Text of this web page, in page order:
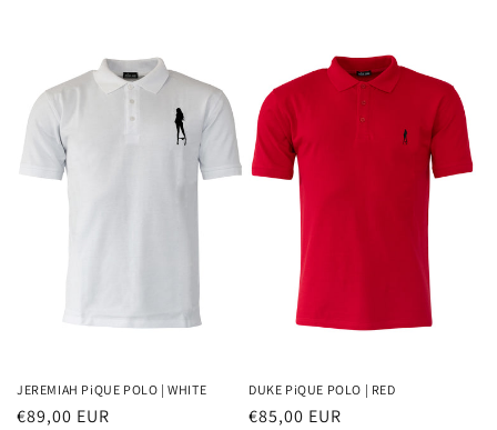
JEREMIAH PiQUE POLO | WHITE
Normaler
€89,00 EUR
DUKE PiQUE POLO | RED
Normaler
€85,00 EUR